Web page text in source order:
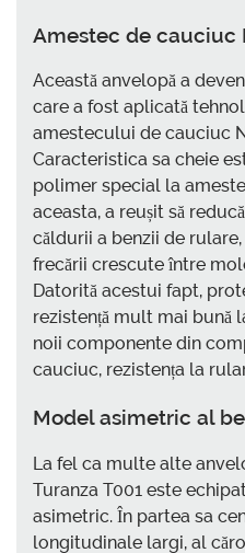
Amestec de cauciuc
Această anvelopă a
care a fost aplicată
amestecului de cauciuc
Caracteristica sa cheie
polimer special la
aceasta, a reușit să
căldurii a benzii de
frecării crescute între
Datorită acestui fapt,
rezistență mult mai bună
noii componente din
cauciuc, rezistența la
Model asimetric al
La fel ca multe alte
Turanza T001 este
asimetric. În partea sa
longitudinale largi, al